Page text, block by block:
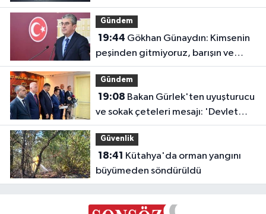
Gündem
19:44
peşinden gitmiyoruz, barışın ve
demokrasinin peşindeyiz
Gündem
19:08
ve sokak çeteleri mesajı: 'Devlet
buradadır'
Güvenlik
18:41
büyümeden söndürüldü